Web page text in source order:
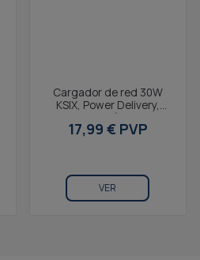
Cargador de red 30W
KSIX, Power Delivery,
Carga Ultrarrápida, GaN,
USB-C + USB-A, Blanco
17,99 € PVP
VER